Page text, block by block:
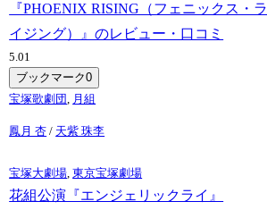
『PHOENIX RISING（フェニックス・ラ
イジング）』のレビュー・口コミ
5.01
ブックマーク0
宝塚歌劇団, 月組
鳳月 杏 / 天紫 珠李
宝塚大劇場 ,東京宝塚劇場
花組公演『エンジェリックライ』